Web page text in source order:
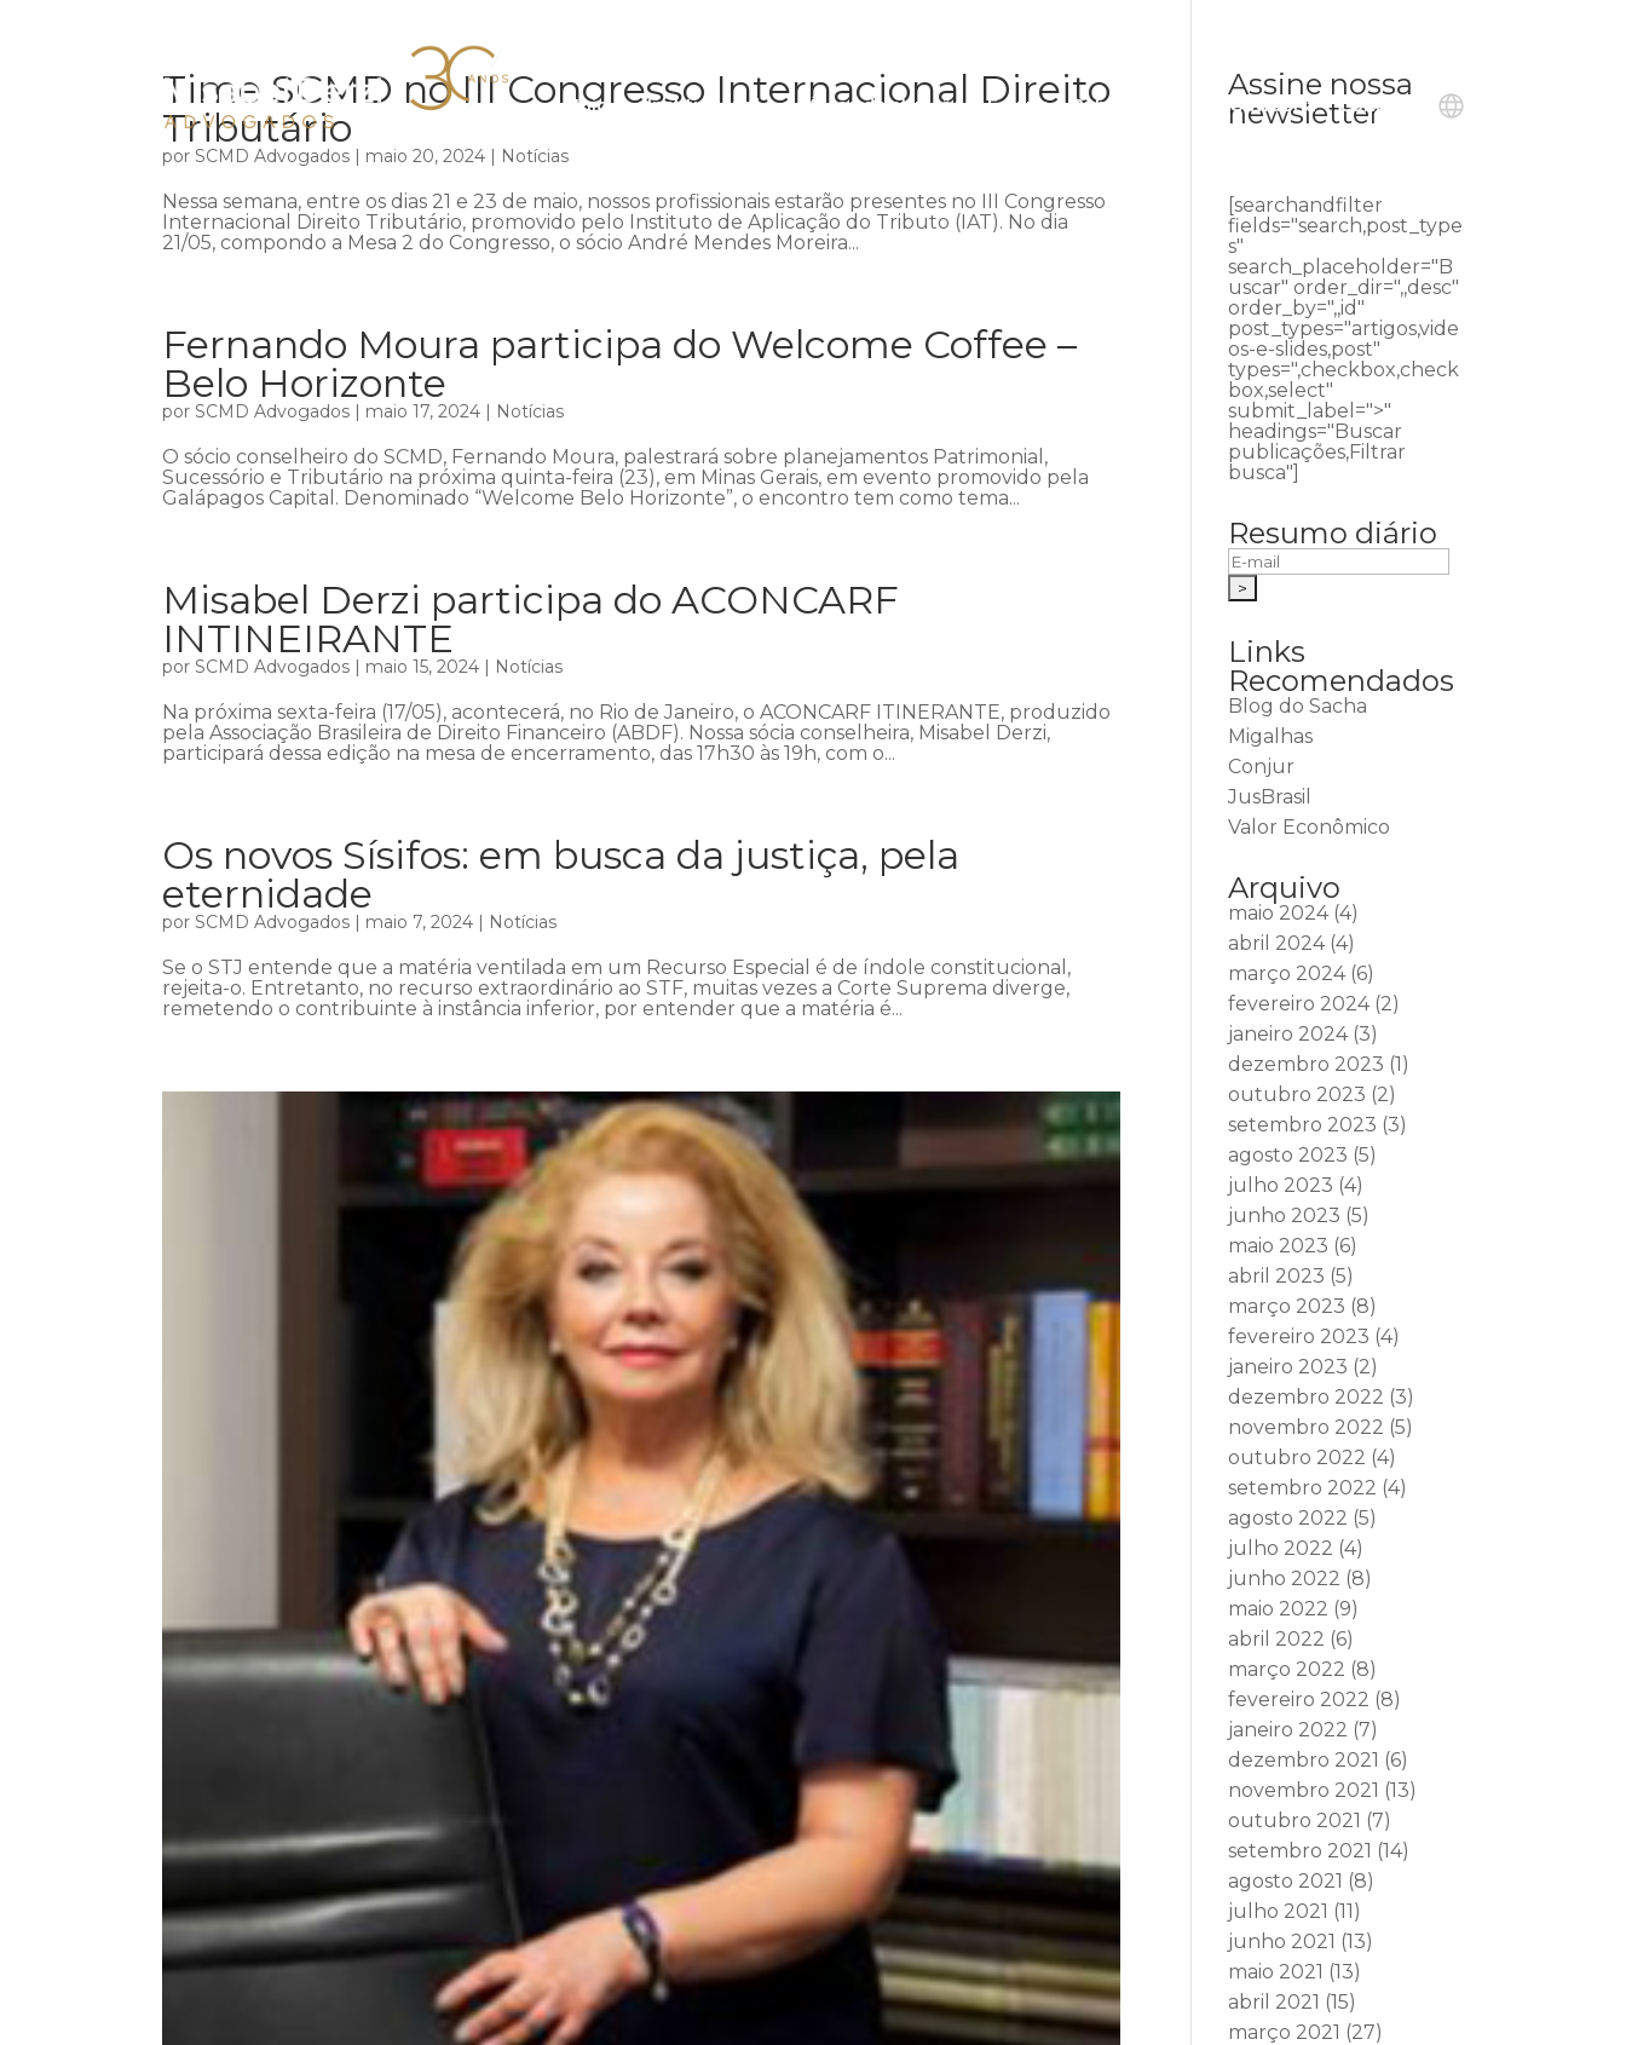
Início Institucional Áreas de atuação Equipe Publicações Ouvidoria Contato
Time SCMD no III Congresso Internacional Direito
Tributário
porSCMD Advogados | maio 20, 2024 | Notícias
Nessa semana, entre os dias 21 e 23 de maio, nossos profissionais estarão presentes no III Congresso
Internacional Direito Tributário, promovido pelo Instituto de Aplicação do Tributo (IAT). No dia
21/05, compondo a Mesa 2 do Congresso, o sócio André Mendes Moreira...
Fernando Moura participa do Welcome Coffee –
Belo Horizonte
porSCMD Advogados | maio 17, 2024 | Notícias
O sócio conselheiro do SCMD, Fernando Moura, palestrará sobre planejamentos Patrimonial,
Sucessório e Tributário na próxima quinta-feira (23), em Minas Gerais, em evento promovido pela
Galápagos Capital. Denominado “Welcome Belo Horizonte”, o encontro tem como tema...
Misabel Derzi participa do ACONCARF
INTINEIRANTE
porSCMD Advogados | maio 15, 2024 | Notícias
Na próxima sexta-feira (17/05), acontecerá, no Rio de Janeiro, o ACONCARF ITINERANTE, produzido
pela Associação Brasileira de Direito Financeiro (ABDF). Nossa sócia conselheira, Misabel Derzi,
participará dessa edição na mesa de encerramento, das 17h30 às 19h, com o...
Os novos Sísifos: em busca da justiça, pela
eternidade
porSCMD Advogados | maio 7, 2024 | Notícias
Se o STJ entende que a matéria ventilada em um Recurso Especial é de índole constitucional,
rejeita-o. Entretanto, no recurso extraordinário ao STF, muitas vezes a Corte Suprema diverge,
remetendo o contribuinte à instância inferior, por entender que a matéria é...
Assine nossa
newsletter
[searchandfilter
fields="search,post_type
s"
search_placeholder="B
uscar" order_dir=",,desc"
order_by=",,id"
post_types="artigos,vide
os-e-slides,post"
types=",checkbox,check
box,select"
submit_label=">"
headings="Buscar
publicações,Filtrar
busca"]
Resumo diário
Links
Recomendados
Blog do Sacha
Migalhas
Conjur
JusBrasil
Valor Econômico
Arquivo
maio 2024(4)
abril 2024(4)
março 2024(6)
fevereiro 2024(2)
janeiro 2024(3)
dezembro 2023 (1)
outubro 2023 (2)
setembro 2023 (3)
agosto 2023 (5)
julho 2023 (4)
junho 2023 (5)
maio 2023 (6)
abril 2023 (5)
março 2023 (8)
fevereiro 2023 (4)
janeiro 2023 (2)
dezembro 2022 (3)
novembro 2022 (5)
outubro 2022 (4)
setembro 2022 (4)
agosto 2022 (5)
julho 2022 (4)
junho 2022 (8)
maio 2022 (9)
abril 2022 (6)
março 2022 (8)
fevereiro 2022 (8)
janeiro 2022 (7)
dezembro 2021 (6)
novembro 2021 (13)
outubro 2021 (7)
setembro 2021 (14)
agosto 2021 (8)
julho 2021 (11)
junho 2021 (13)
maio 2021 (13)
abril 2021 (15)
março 2021 (27)